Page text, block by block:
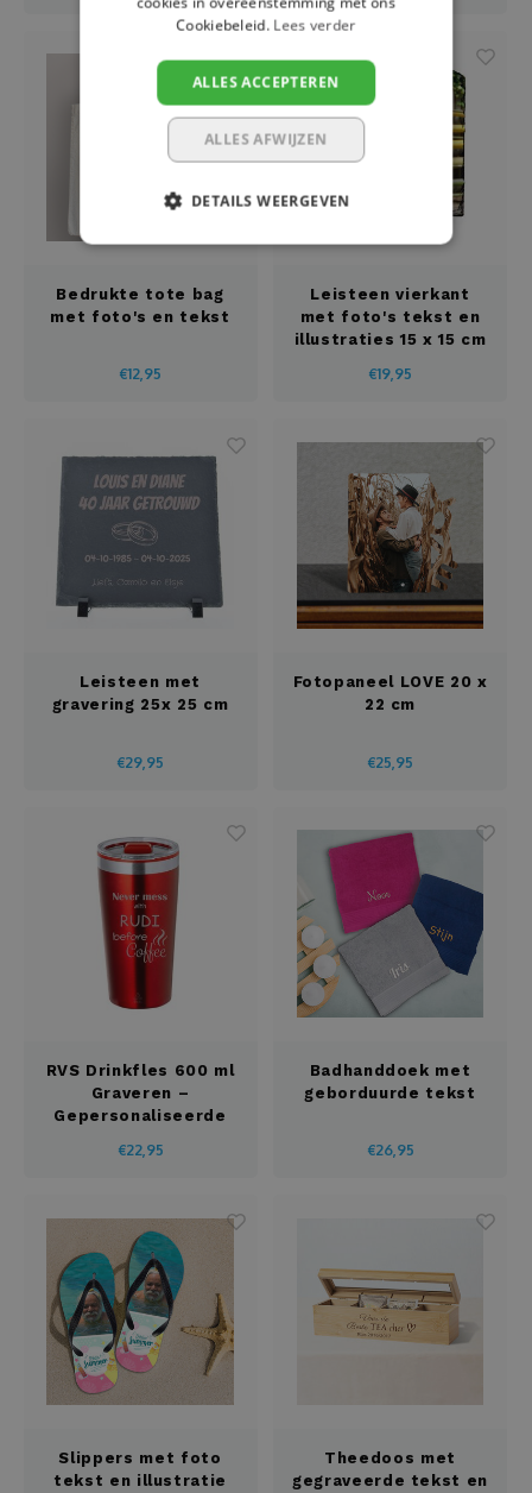
Bedrukte tote bag
met foto's en tekst
€12,95
Leisteen vierkant
met foto's tekst en
illustraties 15 x 15 cm
€19,95
Leisteen met
gravering 25x 25 cm
€29,95
Fotopaneel LOVE 20 x
22 cm
€25,95
RVS Drinkfles 600 ml
Graveren –
Gepersonaliseerde
€22,95
Badhanddoek met
geborduurde tekst
€26,95
Slippers met foto
tekst en illustratie
Theedoos met
gegraveerde tekst en
Cookiebeleid. Lees verder
ALLES ACCEPTEREN
ALLES AFWIJZEN
DETAILS WEERGEVEN